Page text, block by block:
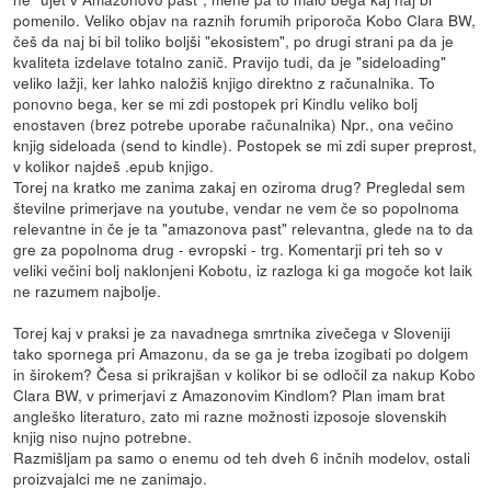
pomenilo. Veliko objav na raznih forumih priporoča Kobo Clara BW,
češ da naj bi bil toliko boljši "ekosistem", po drugi strani pa da je
kvaliteta izdelave totalno zanič. Pravijo tudi, da je "sideloading"
veliko lažji, ker lahko naložiš knjigo direktno z računalnika. To
ponovno bega, ker se mi zdi postopek pri Kindlu veliko bolj
enostaven (brez potrebe uporabe računalnika) Npr., ona večino
knjig sideloada (send to kindle). Postopek se mi zdi super preprost,
v kolikor najdeš .epub knjigo.
Torej na kratko me zanima zakaj en oziroma drug? Pregledal sem
številne primerjave na youtube, vendar ne vem če so popolnoma
relevantne in če je ta "amazonova past" relevantna, glede na to da
gre za popolnoma drug - evropski - trg. Komentarji pri teh so v
veliki večini bolj naklonjeni Kobotu, iz razloga ki ga mogoče kot laik
ne razumem najbolje.
Torej kaj v praksi je za navadnega smrtnika zivečega v Sloveniji
tako spornega pri Amazonu, da se ga je treba izogibati po dolgem
in širokem? Česa si prikrajšan v kolikor bi se odločil za nakup Kobo
Clara BW, v primerjavi z Amazonovim Kindlom? Plan imam brat
angleško literaturo, zato mi razne možnosti izposoje slovenskih
knjig niso nujno potrebne.
Razmišljam pa samo o enemu od teh dveh 6 inčnih modelov, ostali
proizvajalci me ne zanimajo.